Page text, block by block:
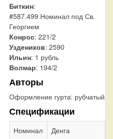
Биткин:
#587.499 Номинал под Св.
Георгием
Конрос: 221/2
Уздеников: 2590
Ильин: 1 рубль
Волмар: 194/2
Авторы
Оформление гурта: рубчатый
Спецификации
Номинал
Денга